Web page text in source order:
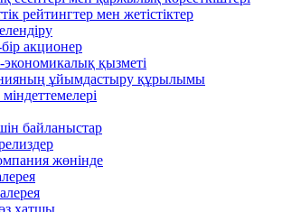
рейтингтер мен жетістіктер
акционер
қызметі
ұйымдастыру құрылымы
байланыстар
жөнінде
хатшы